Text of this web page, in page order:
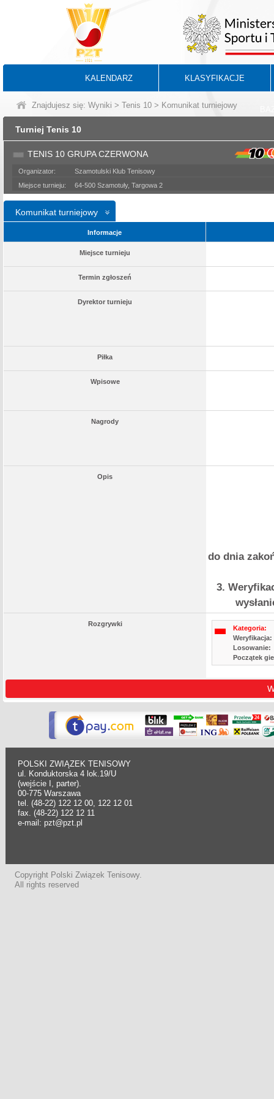
KALENDARZ KLASYFIKACJE
Znajdujesz się: Wyniki > Tenis 10 > Komunikat turniejowy
Turniej Tenis 10
TENIS 10 GRUPA CZERWONA
Organizator:
Szamotulski Klub Tenisowy
Miejsce turnieju:
64-500 Szamotuły, Targowa 2
Komunikat turniejowy
Informacje
Miejsce turnieju
Termin zgłoszeń
Dyrektor turnieju
Piłka
Wpisowe
Nagrody
Opis
do dnia
3.
Rozgrywki
Kategoria:
Weryfikacja:
Losowanie:
Początek
POLSKI ZWIĄZEK TENISOWY
ul. Konduktorska 4 lok.19/U
(wejście I, parter).
00-775 Warszawa
tel. (48-22) 122 12 00, 122 12 01
fax. (48-22) 122 12 11
e-mail: pzt@pzt.pl
Copyright Polski Związek Tenisowy.
All rights reserved